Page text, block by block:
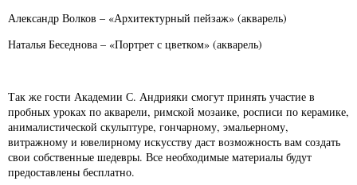
Александр Волков – «Архитектурный пейзаж» (акварель)
Наталья Беседнова – «Портрет с цветком» (акварель)
Так же гости Академии С. Андрияки смогут принять участие в
пробных уроках по акварели, римской мозаике, росписи по керамике,
анималистической скульптуре, гончарному, эмальерному,
витражному и ювелирному искусству даст возможность вам создать
свои собственные шедевры. Все необходимые материалы будут
предоставлены бесплатно.